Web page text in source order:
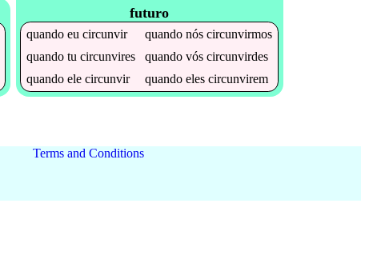
futuro
quandoeucircunvir quandonóscircunvirmos
quandotucircunvires quandovóscircunvirdes
quandoelecircunvir quandoelescircunvirem
Terms and Conditions